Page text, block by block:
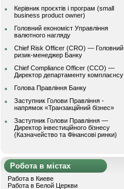
Керівник проєктів і програм (small
business product owner)
Головний економіст Управління
валютного нагляду
Chief Risk Officer (CRO) — Головний
ризик-менеджер Банку
Chief Compliance Officer (CCO) —
Директор департаменту комплаєнсу
Голова Правління Банку
Заступник Голови Правління -
напрямок «Транзакційний бізнес»
Заступник Голови Правління —
Директор інвестиційного бізнесу
(Казначейство та Фінансові ринки)
Робота в містах
Работа в Киеве
Работа в Белой Церкви